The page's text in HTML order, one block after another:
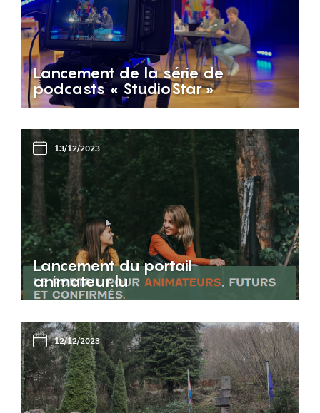
Lancement de la série de
podcasts « StudioStar »
13/12/2023
Lancement du portail
animateur.lu
12/12/2023